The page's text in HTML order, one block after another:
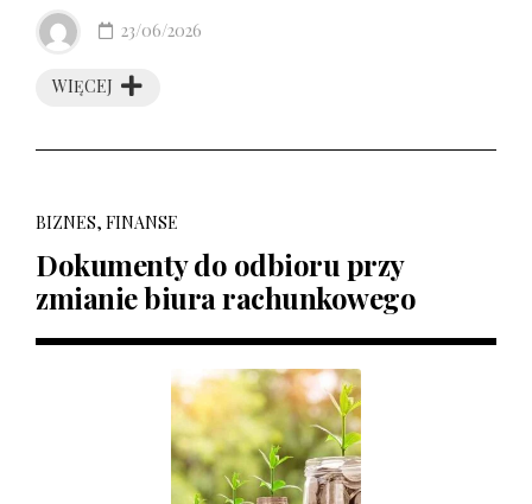
WIĘCEJ
23/06/2026
BIZNES, FINANSE
Dokumenty do odbioru przy
zmianie biura rachunkowego